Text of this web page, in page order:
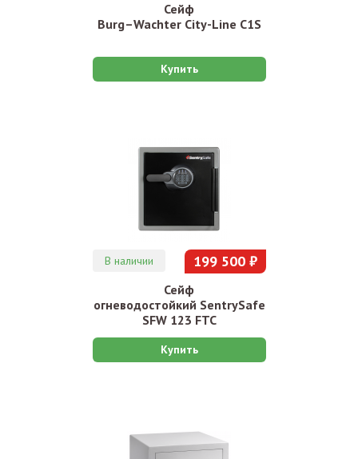
Сейф
Burg–Wachter City-Line C1S
Купить
В наличии 199 500 ₽
Сейф
огневодостойкий SentrySafe
SFW 123 FTC
Купить